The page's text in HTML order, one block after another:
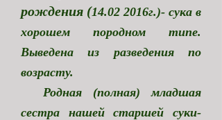
рождения (14.02 2016г.)- сука в
хорошем породном типе.
Выведена из разведения по
возрасту.
Родная (полная) младшая
сестра нашей старшей суки-